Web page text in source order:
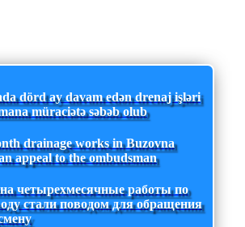
dörd ay davam edən drenaj işləri
müraciətə səbəb olub
drainage works in Buzovna
appeal to the ombudsman
четырехмесячные работы по
стали поводом для обращения